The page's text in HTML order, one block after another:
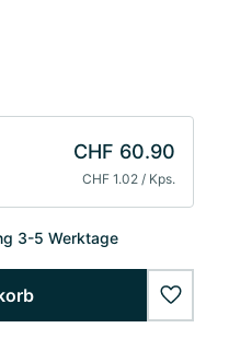
CHF 60.90
CHF 1.02 / Kps.
3-5 Werktage